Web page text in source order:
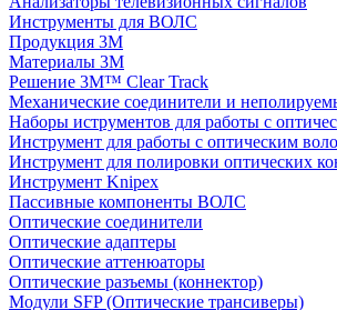
Инструменты для ВОЛС
Продукция 3M
Материалы 3М
Решение 3M™ Clear Track
Механические соединители и
Наборы иструментов для работы с
Инструмент для работы с оптическим
Инструмент для полировки оптических
Инструмент Knipex
Пассивные компоненты ВОЛС
Оптические соединители
Оптические адаптеры
Оптические аттенюаторы
Оптические разъемы (коннектор)
Модули SFP (Оптические трансиверы)